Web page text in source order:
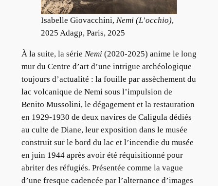
Isabelle Giovacchini,Nemi (L’occhio),
2025 Adagp, Paris, 2025
À la suite, la série Nemi (2020-2025) anime le long
mur du Centre d’art d’une intrigue archéologique
toujours d’actualité : la fouille par assèchement du
lac volcanique de Nemi sous l’impulsion de
Benito Mussolini, le dégagement et la restauration
en 1929-1930 de deux navires de Caligula dédiés
au culte de Diane, leur exposition dans le musée
construit sur le bord du lac et l’incendie du musée
en juin 1944 après avoir été réquisitionné pour
abriter des réfugiés. Présentée comme la vague
d’une fresque cadencée par l’alternance d’images